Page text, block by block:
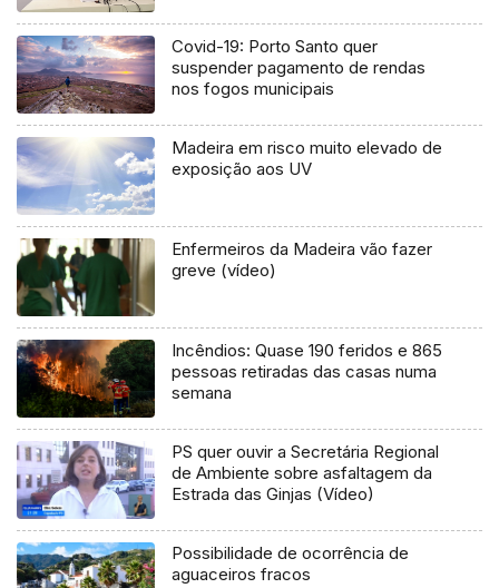
Covid-19: Porto Santo quer
suspender pagamento de rendas
nos fogos municipais
Madeira em risco muito elevado de
exposição aos UV
Enfermeiros da Madeira vão fazer
greve (vídeo)
Incêndios: Quase 190 feridos e 865
pessoas retiradas das casas numa
semana
PS quer ouvir a Secretária Regional
de Ambiente sobre asfaltagem da
Estrada das Ginjas (Vídeo)
Possibilidade de ocorrência de
aguaceiros fracos